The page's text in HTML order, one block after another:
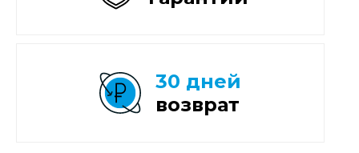
30 дней
возврат